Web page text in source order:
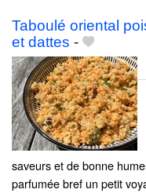
Taboulé oriental
et dattes -
saveurs et de bonne
parfumée bref un petit